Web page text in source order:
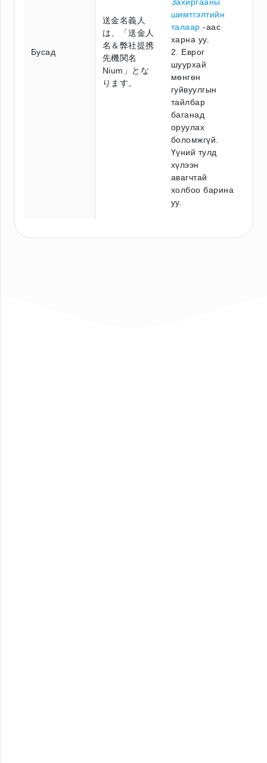
Бусад
送金名義人
は、「送金人
名＆弊社提携
先機関名
Nium」とな
ります。
шимтгэлтийн
талаар -аас
харна уу.
2. Еврог
шуурхай
мөнгөн
гуйвуулгын
тайлбар
баганад
оруулах
боломжгүй.
Үүний тулд
хүлээн
авагчтай
холбоо барина
уу.